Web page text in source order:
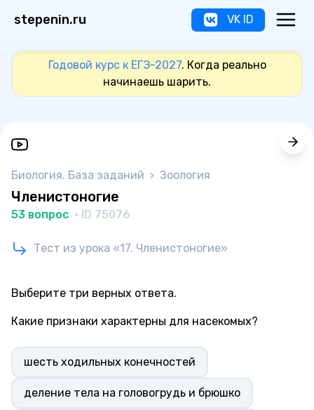
stepenin.ru VK ID
Годовой курс к ЕГЭ-2027. Когда реально
начинаешь шарить.
Биология. База заданий › Зоология
Членистоногие
53 вопрос · ID 75076
Тест из урока «17. Членистоногие»
Выберите три верных ответа.
Какие признаки характерны для насекомых?
шесть ходильных конечностей
деление тела на головогрудь и брюшко